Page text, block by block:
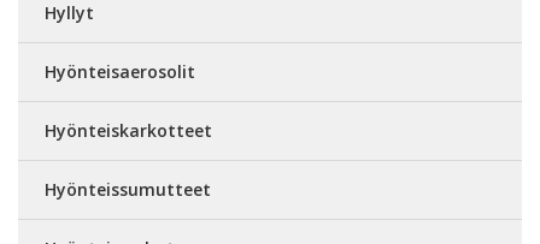
Hyllyt
Hyönteisaerosolit
Hyönteiskarkotteet
Hyönteissumutteet